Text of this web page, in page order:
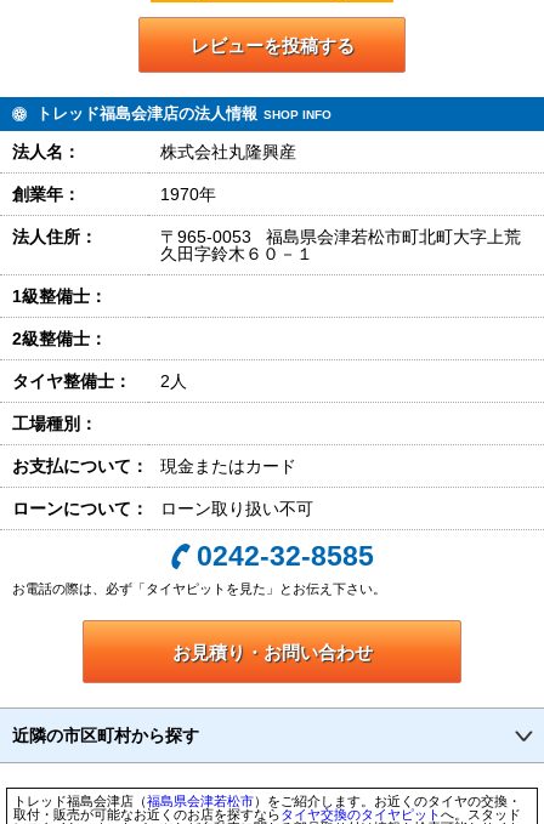
レビューを投稿する
トレッド福島会津店の法人情報 SHOP INFO
法人名： 株式会社丸隆興産
創業年： 1970年
法人住所：
〒965-0053 福島県会津若松市町北町大字上荒
久田字鈴木６０－１
1級整備士：
2級整備士：
タイヤ整備士： 2人
工場種別：
お支払について： 現金またはカード
ローンについて： ローン取り扱い不可
0242-32-8585
お電話の際は、必ず「タイヤピットを見た」とお伝え下さい。
お見積り・お問い合わせ
近隣の市区町村から探す
トレッド福島会津店（福島県会津若松市）をご紹介します。お近くのタイヤの交換・
取付・販売が可能なお近くのお店を探すならタイヤ交換のタイヤピットへ。スタッド